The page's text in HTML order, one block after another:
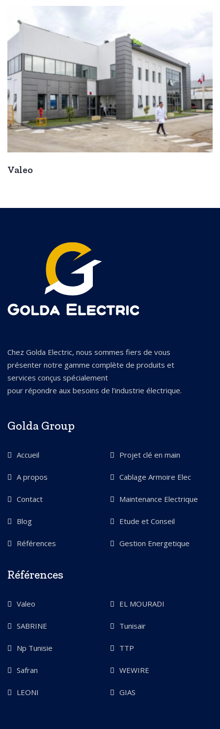
Valeo
Chez Golda Electric, nous sommes fiers de vous
présenter notre gamme complète de produits et
services conçus spécialement
pour répondre aux besoins de l’industrie électrique.
Golda Group
Accueil Projet clé en main
A propos Cablage Armoire Elec
Contact Maintenance Electrique
Blog Etude et Conseil
Références Gestion Energetique
Références
Valeo EL MOURADI
SABRINE Tunisair
Np Tunisie TTP
Safran WEWIRE
LEONI GIAS